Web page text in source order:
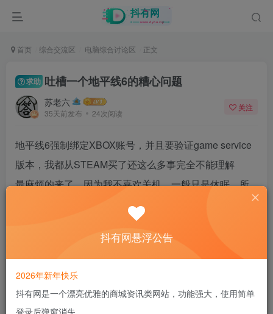
首页 综合交流区 电脑综合讨论区 正文
求助 吐槽一个地平线6的糟心问题
苏老六
35天前发布 24次阅读
关注
地平线6强制绑定XBOX账号，并且要验证game service
版本，我都从STEAM买了还这么多事完全不能理解
最麻烦的来了，因为我不喜欢关机，一般只是休眠，所
以为了防止微软再次半夜强行开机给我QJ式更新所以我
现在好了为了玩这个B游戏尝试了无数种办法都无法在
micro store更新game service，导致最后只能再划个区专
门安装个全新的WIN11用来玩这个游戏
我真服了，这半年先是edge被QJ了圆角网页彻底无法关
抖有网悬浮公告
2026年新年快乐
抖有网是一个漂亮优雅的商城资讯类网站，功能强大，使用简单
登录后弹窗消失